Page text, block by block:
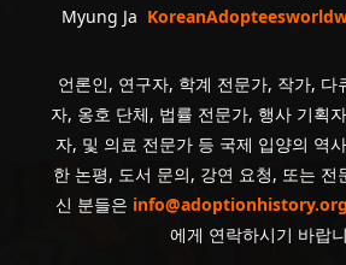
Myung Ja
언론인, 연구자, 학계 전문가, 작가, 다
자, 옹호 단체, 법률 전문가, 행사 기획
자, 및 의료 전문가 등 국제 입양의 역
한 논평, 도서 문의, 강연 요청, 또는 전
신 분들은 info@adoptionhistory.org
에게 연락하시기 바랍